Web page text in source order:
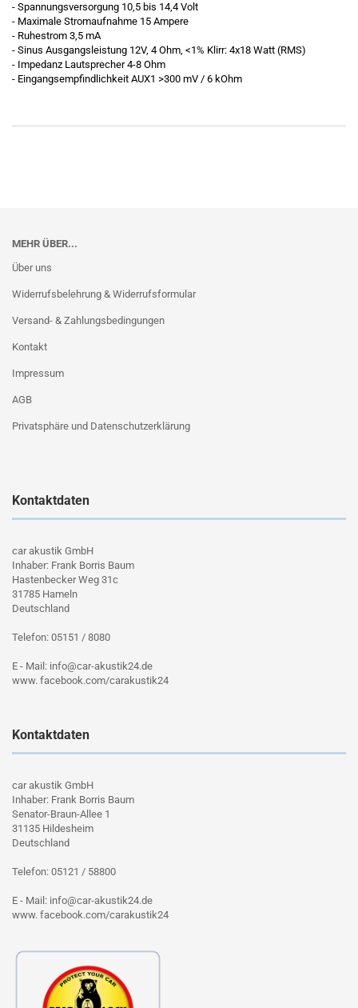
- Spannungsversorgung 10,5 bis 14,4 Volt
- Maximale Stromaufnahme 15 Ampere
- Ruhestrom 3,5 mA
- Sinus Ausgangsleistung 12V, 4 Ohm, <1% Klirr: 4x18 Watt (RMS)
- Impedanz Lautsprecher 4-8 Ohm
- Eingangsempfindlichkeit AUX1 >300 mV / 6 kOhm
MEHR ÜBER...
Über uns
Widerrufsbelehrung & Widerrufsformular
Versand- & Zahlungsbedingungen
Kontakt
Impressum
AGB
Privatsphäre und Datenschutzerklärung
Kontaktdaten
car akustik GmbH
Inhaber: Frank Borris Baum
Hastenbecker Weg 31c
31785 Hameln
Deutschland
Telefon: 05151 / 8080
E - Mail: info@car-akustik24.de
www. facebook.com/carakustik24
Kontaktdaten
car akustik GmbH
Inhaber: Frank Borris Baum
Senator-Braun-Allee 1
31135 Hildesheim
Deutschland
Telefon: 05121 / 58800
E - Mail: info@car-akustik24.de
www. facebook.com/carakustik24